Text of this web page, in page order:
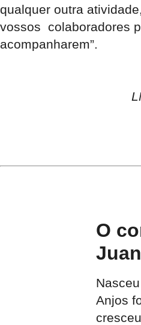
qualquer outra
vossos colaboradores
acompanharem”.
O
Anjos